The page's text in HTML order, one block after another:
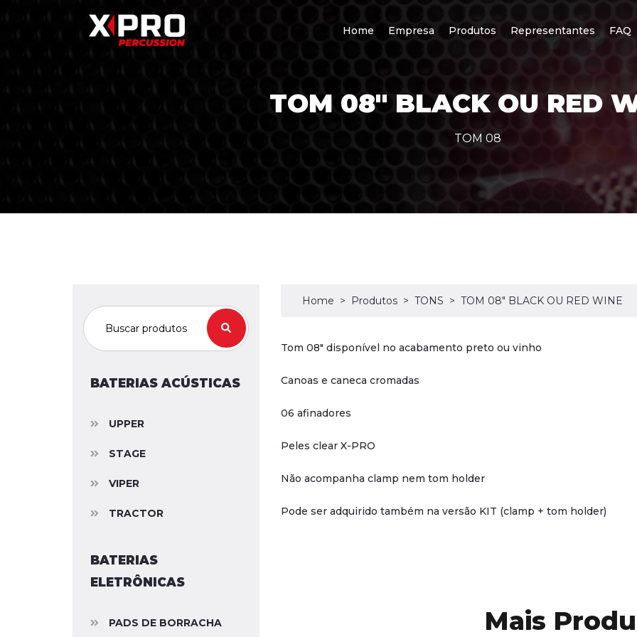
Home Empresa Produtos Representantes FAQ
TOM 08" BLACK OU RED
TOM 08
BATERIAS ACÚSTICAS
UPPER
STAGE
VIPER
TRACTOR
BATERIAS
ELETRÔNICAS
PADS DE BORRACHA
Home Produtos TONS TOM 08" BLACK OU RED WINE
Tom 08" disponível no acabamento preto ou vinho
Canoas e caneca cromadas
06 afinadores
Peles clear X-PRO
Não acompanha clamp nem tom holder
Pode ser adquirido também na versão KIT (clamp + tom holder)
Mais